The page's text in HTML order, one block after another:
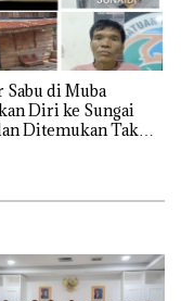
Sabu di Muba
Diri ke Sungai
Ditemukan Tak